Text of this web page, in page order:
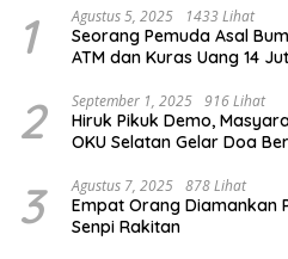
1 Agustus 5, 2025 1433 Lihat
Seorang Pemuda Asal
ATM dan Kuras Uang 14
2 September 1, 2025 916 Lihat
Hiruk Pikuk Demo,
OKU Selatan Gelar Doa
3 Agustus 7, 2025 878 Lihat
Empat Orang Diamankan
Senpi Rakitan